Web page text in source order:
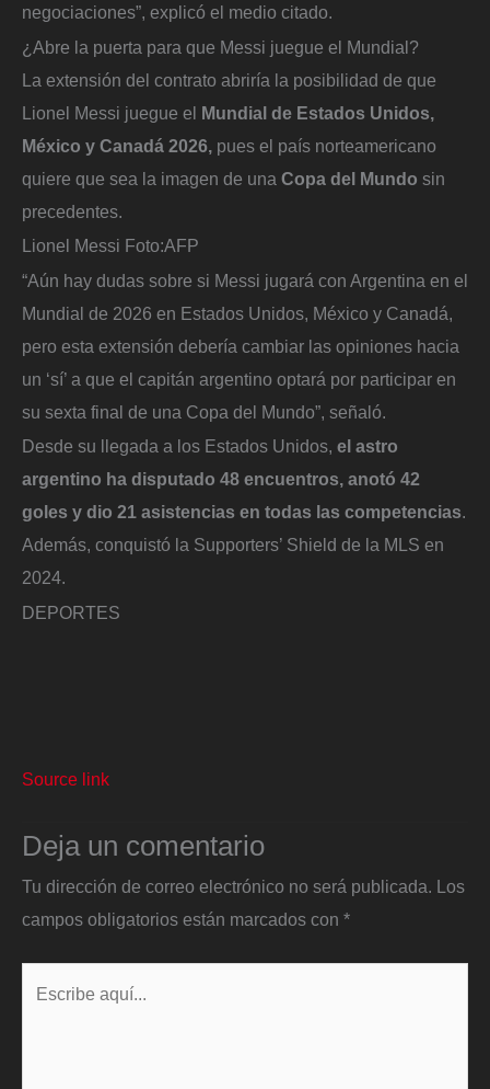
negociaciones”, explicó el medio citado.
¿Abre la puerta para que Messi juegue el Mundial?
La extensión del contrato abriría la posibilidad de que
Lionel Messi juegue el Mundial de Estados Unidos,
México y Canadá 2026, pues el país norteamericano
quiere que sea la imagen de una Copa del Mundo sin
precedentes.
Lionel Messi Foto:AFP
“Aún hay dudas sobre si Messi jugará con Argentina en el
Mundial de 2026 en Estados Unidos, México y Canadá,
pero esta extensión debería cambiar las opiniones hacia
un ‘sí’ a que el capitán argentino optará por participar en
su sexta final de una Copa del Mundo”, señaló.
Desde su llegada a los Estados Unidos, el astro
argentino ha disputado 48 encuentros, anotó 42
goles y dio 21 asistencias en todas las competencias.
Además, conquistó la Supporters’ Shield de la MLS en
2024.
DEPORTES
Source link
Deja un comentario
Tu dirección de correo electrónico no será publicada.
Los
campos obligatorios están marcados con *